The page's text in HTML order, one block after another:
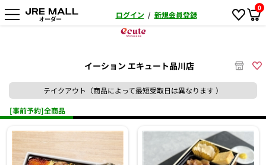
ログイン / 新規会員登録
0
イーション エキュート品川店
テイクアウト（商品によって最短受取日は異なります ）
[事前予約]全商品